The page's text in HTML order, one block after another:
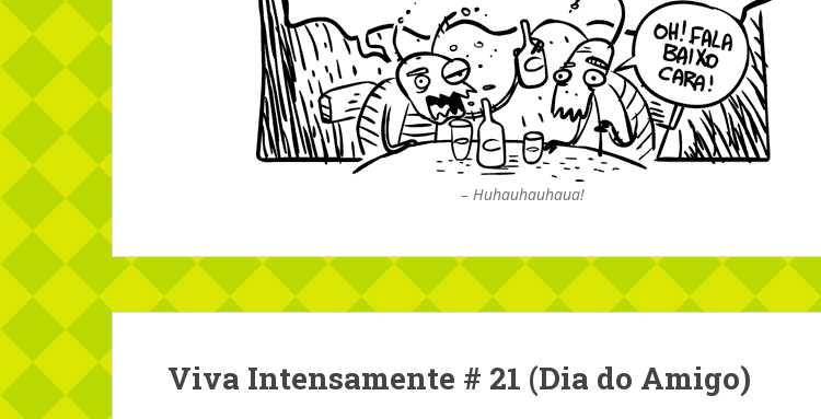
– Huhauhauhaua!
Viva Intensamente # 21 (Dia do Amigo)